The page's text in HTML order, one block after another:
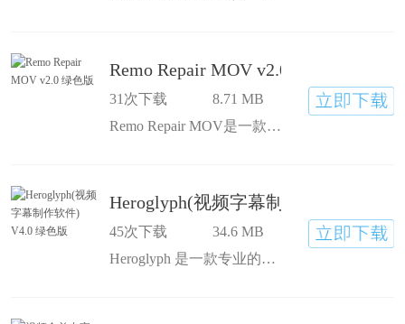
Remo Repair MOV v2.0 绿色版
31次下载
8.71 MB
Remo Repair MOV是一款专注于修复因各种原因被损坏而导致无法用Quicktime播放的MOV或MP4视频文件的工具软件！程序具备独特的更好的修复技术，使得可以真正有效的修复受损MOV文件！支持修复大型的MOV文件！
Heroglyph(视频字幕制作软件) V4.0
45次下载
34.6 MB
Heroglyph 是一款专业的视频字幕制作软件，以对字幕进行编辑或者设计。比2.0版本增加了很多功能,特别是路径动画方面.此软件可以做出众多字幕特效。主程序是 heroglyph.exe,说明文件有8m。